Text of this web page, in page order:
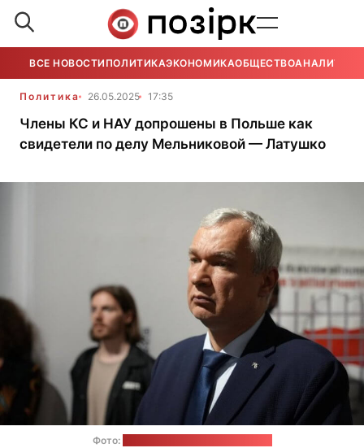
ВСЕ НОВОСТИ ПОЛИТИКАЭКОНОМИКАОБЩЕСТВОАНАЛИТИКА
Политика 26.05.2025 17:35
Члены КС и НАУ допрошены в Польше как
свидетели по делу Мельниковой — Латушко
Фото: